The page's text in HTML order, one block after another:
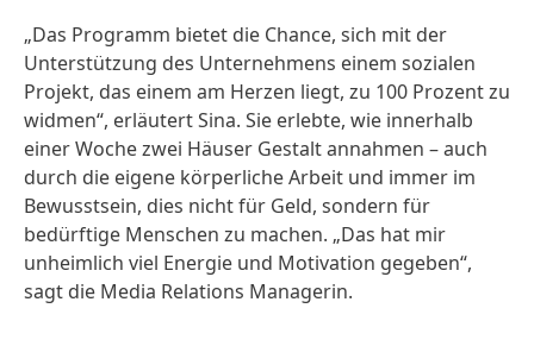
„Das Programm bietet die Chance, sich mit der
Unterstützung des Unternehmens einem sozialen
Projekt, das einem am Herzen liegt, zu 100 Prozent zu
widmen“, erläutert Sina. Sie erlebte, wie innerhalb
einer Woche zwei Häuser Gestalt annahmen – auch
durch die eigene körperliche Arbeit und immer im
Bewusstsein, dies nicht für Geld, sondern für
bedürftige Menschen zu machen. „Das hat mir
unheimlich viel Energie und Motivation gegeben“,
sagt die Media Relations Managerin.